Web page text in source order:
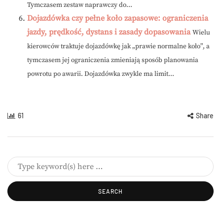
Tymczasem zestaw naprawczy do...
Dojazdówka czy pełne koło zapasowe: ograniczenia
jazdy, prędkość, dystans i zasady dopasowania Wielu
kierowców traktuje dojazdówkę jak „prawie normalne koło”, a
tymczasem jej ograniczenia zmieniają sposób planowania
powrotu po awarii. Dojazdówka zwykle ma limit...
61 Share